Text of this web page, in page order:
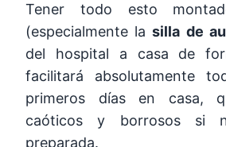
Tener todo esto
(especialmente lasilla de
del hospital a casa de
facilitará absolutamente
primeros días en casa,
caóticos y borrosos si
preparada.